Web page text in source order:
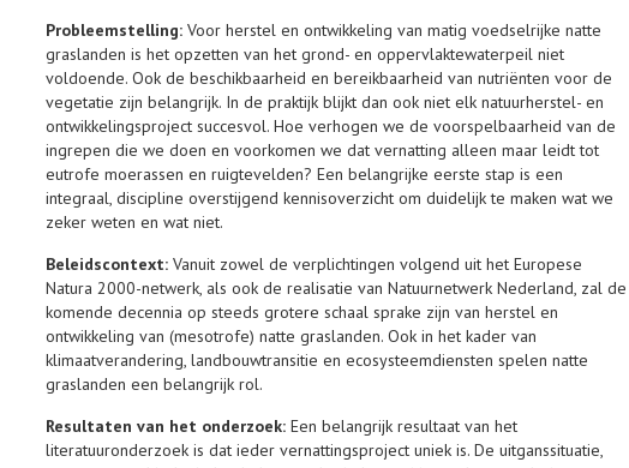
Probleemstelling: Voor herstel en ontwikkeling van matig voedselrijke natte
graslanden is het opzetten van het grond- en oppervlaktewaterpeil niet
voldoende. Ook de beschikbaarheid en bereikbaarheid van nutriënten voor de
vegetatie zijn belangrijk. In de praktijk blijkt dan ook niet elk natuurherstel- en
ontwikkelingsproject succesvol. Hoe verhogen we de voorspelbaarheid van de
ingrepen die we doen en voorkomen we dat vernatting alleen maar leidt tot
eutrofe moerassen en ruigtevelden? Een belangrijke eerste stap is een
integraal, discipline overstijgend kennisoverzicht om duidelijk te maken wat we
zeker weten en wat niet.
Beleidscontext: Vanuit zowel de verplichtingen volgend uit het Europese
Natura 2000-netwerk, als ook de realisatie van Natuurnetwerk Nederland, zal de
komende decennia op steeds grotere schaal sprake zijn van herstel en
ontwikkeling van (mesotrofe) natte graslanden. Ook in het kader van
klimaatverandering, landbouwtransitie en ecosysteemdiensten spelen natte
graslanden een belangrijk rol.
Resultaten van het onderzoek: Een belangrijk resultaat van het
literatuuronderzoek is dat ieder vernattingsproject uniek is. De uitganssituatie,